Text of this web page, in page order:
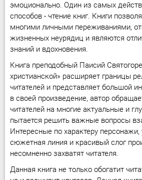
эмоционально. Один из самых
способов - чтение книг. Книги
многими личными переживаниями,
жизненных неурядиц и являются
знаний и вдохновения.
Книга преподобный Паисий
христианской» расширяет границы
читателей и представляет большой
в своей произведение, автор
читателей на многие актуальные и
пытается решить важные вопросы
Интересные по характеру персонажи,
сюжетная линия и красивый слог
несомненно захватят читателя.
Данная книга не только обогатит